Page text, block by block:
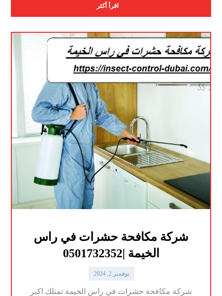
اقرأ أكثر
شركة مكافحة حشرات في راس
الخيمة |0501732352
نوفمبر 2, 2024
شركة مكافحة حشرات في راس الخيمة تمتلك اكبر